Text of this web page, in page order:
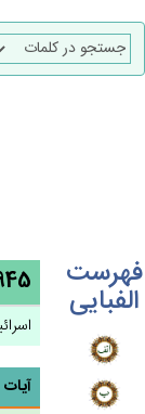
فهرست
الفبایی 945.«اسم» إِسْرَائِيل‌ُ [1]
آیات